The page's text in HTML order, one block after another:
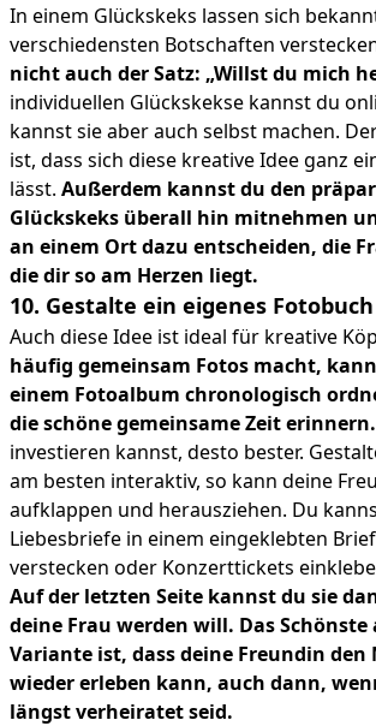
In einem Glückskeks lassen sich
verschiedensten Botschaften
nicht auch der Satz: „Willst du mich
individuellen Glückskekse kannst du
kannst sie aber auch selbst machen.
ist, dass sich diese kreative Idee ganz
lässt. Außerdem kannst du den
Glückskeks überall hin mitnehmen
an einem Ort dazu entscheiden, die
die dir so am Herzen liegt.
10. Gestalte ein eigenes Fotobuch
Auch diese Idee ist ideal für kreative
häufig gemeinsam Fotos macht,
einem Fotoalbum chronologisch
die schöne gemeinsame Zeit erinnern.
investieren kannst, desto bester.
am besten interaktiv, so kann deine
aufklappen und herausziehen. Du
Liebesbriefe in einem eingeklebten
verstecken oder Konzerttickets
Auf der letzten Seite kannst du sie
deine Frau werden will. Das Schönste
Variante ist, dass deine Freundin
wieder erleben kann, auch dann,
längst verheiratet seid.